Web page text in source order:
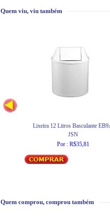
Quem viu, viu também
Lixeira 12 Litros Basculante
JSN
Por : R$35,81
Quem comprou, comprou também